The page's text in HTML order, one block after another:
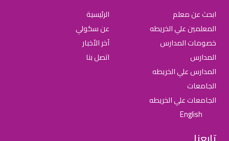
ابحث عن معلم
المعلمين علي الخريطه
خصومات المدارس
المدارس
المدارس علي الخريطه
الجامعات
الجامعات علي الخريطه
English
الرئيسية
عن سكولي
آخر الأخبار
اتصل بنا